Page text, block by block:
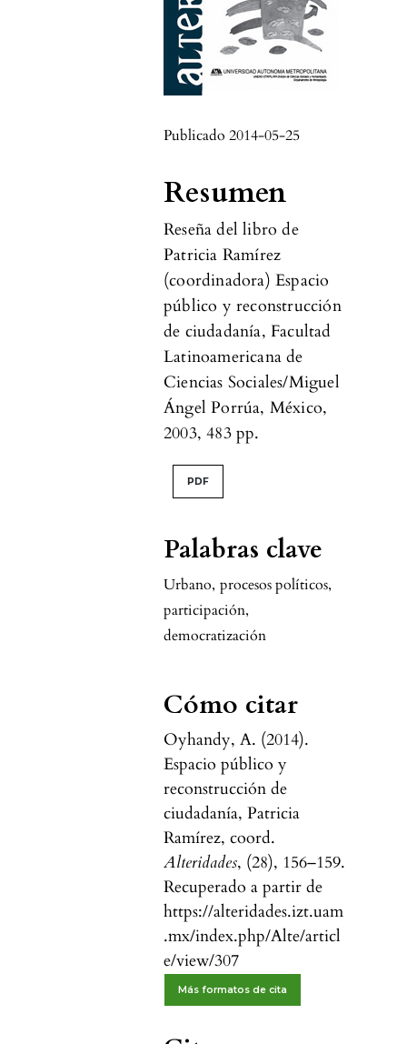
Publicado 2014-05-25
Palabras clave
Urbano, procesos políticos,
participación,
democratización
Cómo citar
Oyhandy, A. (2014).
Espacio público y
reconstrucción de
ciudadanía, Patricia
Ramírez, coord.
Alteridades, (28), 156–159.
Recuperado a partir de
https://alteridades.izt.uam
.mx/index.php/Alte/articl
e/view/307
Más formatos de cita
Resumen
Reseña del libro de
Patricia Ramírez
(coordinadora) Espacio
público y reconstrucción
de ciudadanía, Facultad
Latinoamericana de
Ciencias Sociales/Miguel
Ángel Porrúa, México,
2003, 483 pp.
PDF